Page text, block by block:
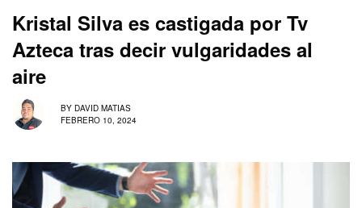
Kristal Silva es castigada por Tv
Azteca tras decir vulgaridades al
aire
BY DAVID MATIAS
FEBRERO 10, 2024